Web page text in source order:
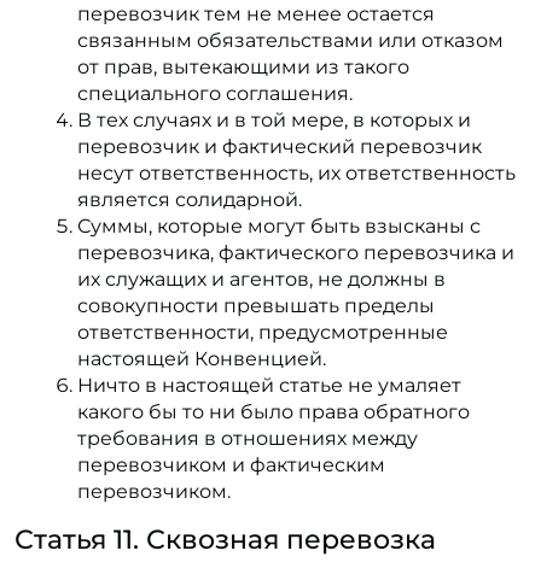
перевозчик тем не менее остается
связанным обязательствами или отказом
от прав, вытекающими из такого
специального соглашения.
В тех случаях и в той мере, в которых и
перевозчик и фактический перевозчик
несут ответственность, их ответственность
является солидарной.
Суммы, которые могут быть взысканы с
перевозчика, фактического перевозчика и
их служащих и агентов, не должны в
совокупности превышать пределы
ответственности, предусмотренные
настоящей Конвенцией.
Ничто в настоящей статье не умаляет
какого бы то ни было права обратного
требования в отношениях между
перевозчиком и фактическим
перевозчиком.
Статья 11. Сквозная перевозка